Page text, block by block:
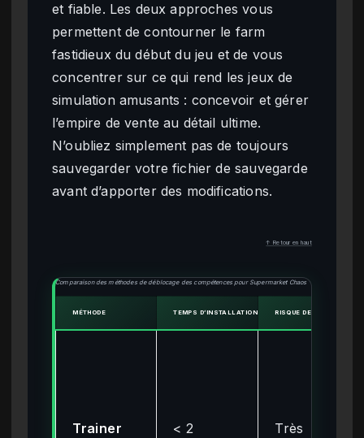
et fiable. Les deux approches vous
permettent de contourner le farm
fastidieux du début du jeu et de vous
concentrer sur ce qui rend les jeux de
simulation amusants : concevoir et gérer
l’empire de vente au détail ultime.
N’oubliez simplement pas de toujours
sauvegarder votre fichier de sauvegarde
avant d’apporter des modifications.
↑ Retour en haut
Comparaison des méthodes de déblocage des compétences pour Supermarket Chaos
MÉTHODE TEMPS D’INSTALLATION RISQUE DE CORRUPTION
Trainer
< 2
Très